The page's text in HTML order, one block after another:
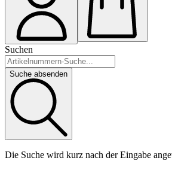
Suchen
Suche absenden
Die Suche wird kurz nach der Eingabe